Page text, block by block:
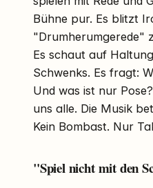
Bühne pur. Es blitzt
"Drumherumgerede"
Es schaut auf
Schwenks. Es fragt:
Und was ist nur
uns alle. Die Musik
Kein Bombast. Nur
"Spiel nicht mit den